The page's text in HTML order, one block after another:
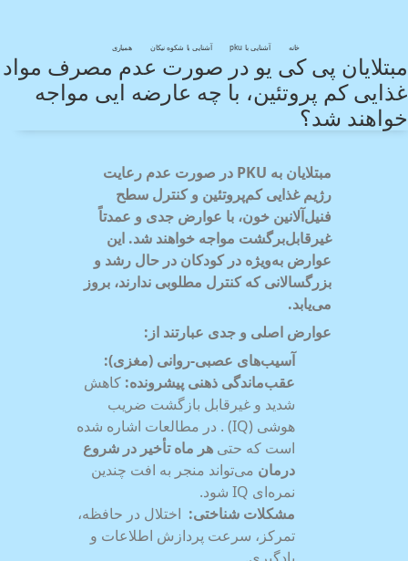
خانه آشنایی با pku آشنایی با شکوه نیکان همیاری
مبتلایان پی کی یو در صورت عدم مصرف مواد
غذایی کم پروتئین، با چه عارضه ایی مواجه
خواهند شد؟​
مبتلایان به
در صورت عدم رعایت
رژیم غذایی کم‌پروتئین و کنترل سطح
فنیل‌آلانین خون، با عوارض جدی و عمدتاً
غیرقابل‌برگشت مواجه خواهند شد. این
عوارض به‌ویژه در کودکان در حال رشد و
بزرگسالانی که کنترل مطلوبی ندارند، بروز
می‌یابد.
عوارض اصلی و جدی عبارتند از :
آسیب‌های عصبی-روانی (مغزی):
عقب‌ماندگی ذهنی پیشرونده: کاهش
شدید و غیرقابل بازگشت ضریب
هوشی (IQ) . در مطالعات اشاره شده
است که حتی هر ماه تأخیر در شروع
درمان می‌تواند منجر به افت چندین
نمره‌ای IQ شود.
مشکلات شناختی: اختلال در حافظه،
تمرکز، سرعت پردازش اطلاعات و